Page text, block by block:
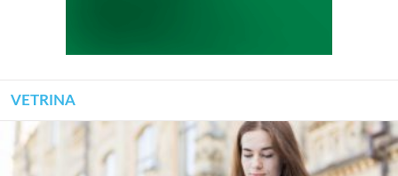
VETRINA